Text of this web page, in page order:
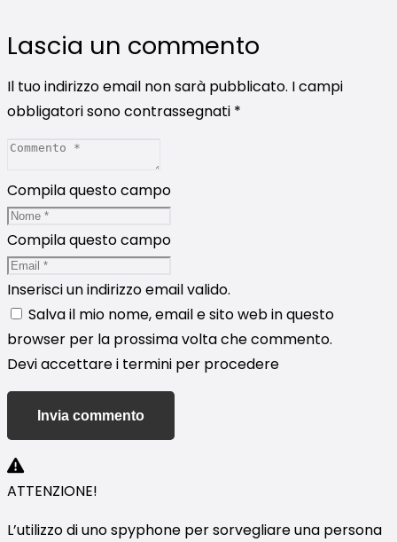
Lascia un commento
Il tuo indirizzo email non sarà pubblicato. I campi
obbligatori sono contrassegnati *
Compila questo campo
Compila questo campo
Inserisci un indirizzo email valido.
Salva il mio nome, email e sito web in questo
browser per la prossima volta che commento.
Devi accettare i termini per procedere
Invia commento
ATTENZIONE!
L’utilizzo di uno spyphone per sorvegliare una persona